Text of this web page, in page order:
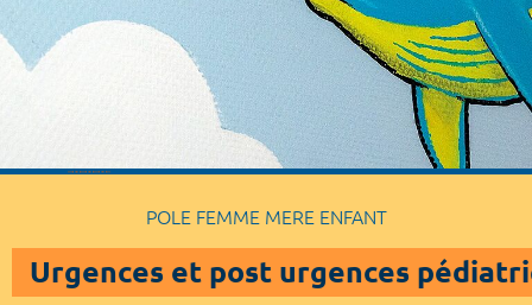
POLE FEMME MERE ENFANT
Urgences et post urgences